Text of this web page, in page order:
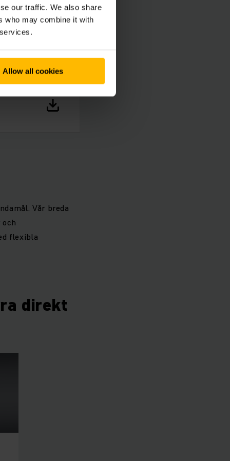
our traffic. We also share
who may combine it with
Allow all cookies
Vår breda
flexibla
direkt